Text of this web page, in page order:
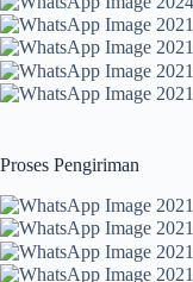
Proses Pengiriman